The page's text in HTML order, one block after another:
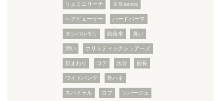
リュミエリーナ ９５sence
ヘアビューザー ハードパーマ
タンバルモリ 結合水 臭い
潤い ホリスティックシュアーズ
顔まわり コテ 水分 面長
ワイドバング 外ハネ
スパイラル ロブ ソバージュ